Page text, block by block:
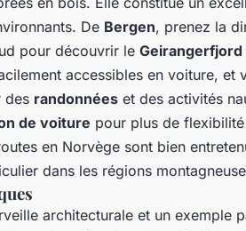
De Bergen, prenez la
pour découvrir le Geirangerfjord
accessibles en voiture, et
des randonnées et des activités
de voiture pour plus de
en Norvège sont bien
dans les régions
architecturale et un exemple